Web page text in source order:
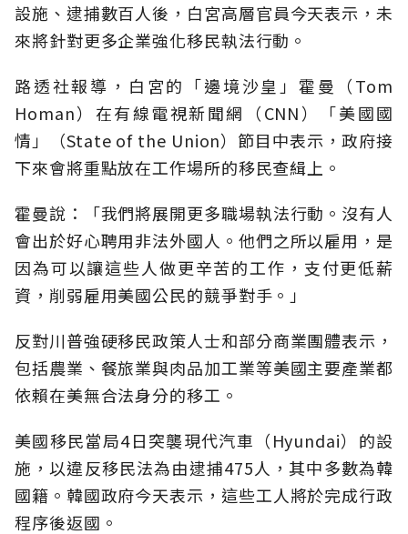
設施、逮捕數百人後，白宮高層官員今天表示，未
來將針對更多企業強化移民執法行動。
路透社報導，白宮的「邊境沙皇」霍曼（Tom
Homan）在有線電視新聞網（CNN）「美國國
情」（State of the Union）節目中表示，政府接
下來會將重點放在工作場所的移民查緝上。
霍曼說：「我們將展開更多職場執法行動。沒有人
會出於好心聘用非法外國人。他們之所以雇用，是
因為可以讓這些人做更辛苦的工作，支付更低薪
資，削弱雇用美國公民的競爭對手。」
反對川普強硬移民政策人士和部分商業團體表示，
包括農業、餐旅業與肉品加工業等美國主要產業都
依賴在美無合法身分的移工。
美國移民當局4日突襲現代汽車（Hyundai）的設
施，以違反移民法為由逮捕475人，其中多數為韓
國籍。韓國政府今天表示，這些工人將於完成行政
程序後返國。